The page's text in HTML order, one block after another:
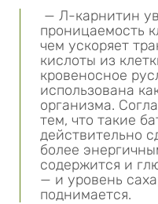
— Л-карнитин
проницаемость
чем ускоряет
кислоты из
кровеносное
использована
организма.
тем, что такие
действительно
более
содержится и
— и уровень
поднимается.